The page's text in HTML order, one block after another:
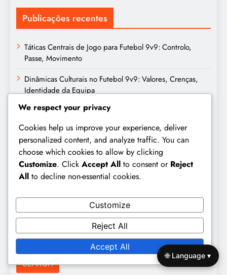
Publicações recentes
Táticas Centrais de Jogo para Futebol 9v9: Controlo,
Passe, Movimento
Dinâmicas Culturais no Futebol 9v9: Valores, Crenças,
Identidade da Equipa
Dinâmicas de Adaptabilidade no Futebol 9v9:
Flexibilidade, Papéis, Estratégias
Posicionamento dos Defensores para Futebol 9v9:
Marcação, Cobertura, Apoio
Formação 2-4-2 no Futebol 9v9: Largura no ataque,
Pesquisar
Search
We respect your privacy
Cookies help us improve your experience, deliver
personalized content, and analyze traffic. You can
choose which cookies to allow by clicking
Customize. Click Accept All to consent or Reject
All to decline non-essential cookies.
Customize
Reject All
Accept All
🌐 Language ▾